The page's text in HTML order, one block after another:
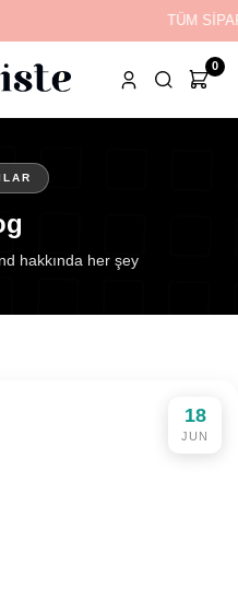
TÜM
0
hakkında her şey
18
JUN